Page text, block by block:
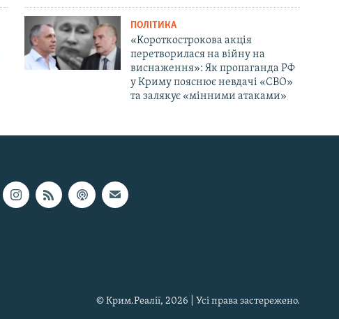
ПОЛІТИКА
«Короткострокова акція
перетворилася на війну на
виснаження»: Як пропаганда РФ
у Криму пояснює невдачі «СВО»
та залякує «мінними атаками»
© Крим.Реалії, 2026 | Усі права застережено.